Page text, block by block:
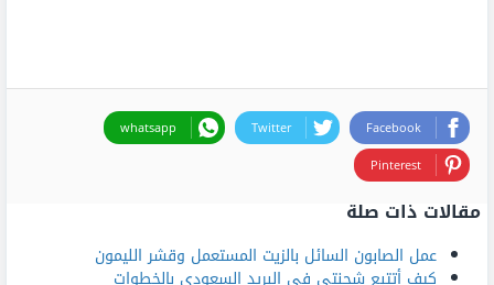
Facebook
Twitter
whatsapp
Pinterest
مقالات ذات صلة
عمل الصابون السائل بالزيت المستعمل وقشر الليمون
كيف أتتبع شحنتي في البريد السعودي بالخطوات